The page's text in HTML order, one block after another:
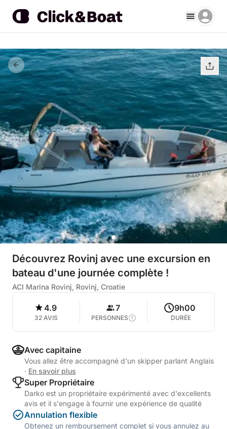
Découvrez Rovinj avec une excursion en
bateau d'une journée complète !
ACI Marina Rovinj, Rovinj, Croatie
4.9
32 AVIS
7
PERSONNES
9h00
DURÉE
Avec capitaine
Vous allez être accompagné d'un skipper parlant Anglais
· En savoir plus
Super Propriétaire
Darko est un propriétaire expérimenté avec d'excellents
avis et il s'engage à fournir une expérience de qualité
Annulation flexible
Obtenez un remboursement complet si vous annulez au